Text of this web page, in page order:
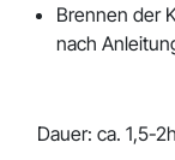
Brennen der
nach
Dauer: ca. 1,5-2h